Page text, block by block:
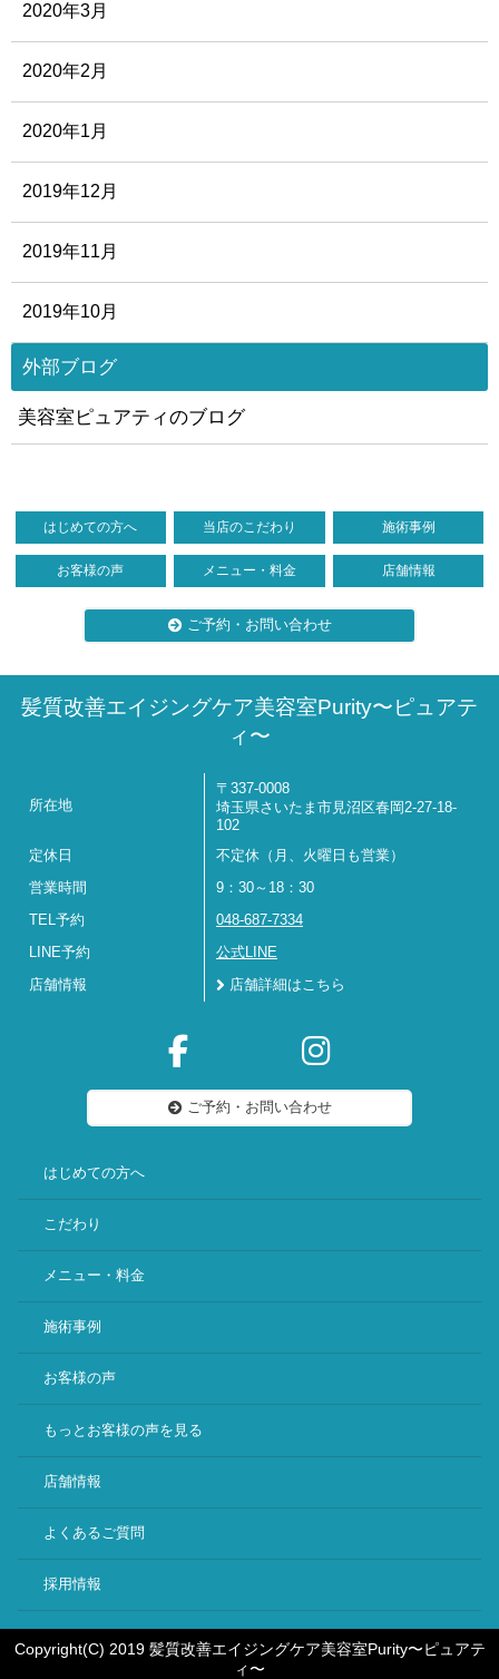
2020年3月
2020年2月
2020年1月
2019年12月
2019年11月
2019年10月
外部ブログ
美容室ピュアティのブログ
はじめての方へ 当店のこだわり 施術事例
お客様の声 メニュー・料金 店舗情報
ご予約・お問い合わせ
髪質改善エイジングケア美容室Purity〜ピュアテ
ィ〜
所在地
〒337-0008
埼玉県さいたま市見沼区春岡2-27-18-
102
定休日
不定休（月、火曜日も営業）
営業時間 9：30～18：30
TEL予約 048-687-7334
LINE予約 公式LINE
店舗情報 店舗詳細はこちら
ご予約・お問い合わせ
はじめての方へ
こだわり
メニュー・料金
施術事例
お客様の声
もっとお客様の声を見る
店舗情報
よくあるご質問
採用情報
Copyright(C) 2019 髪質改善エイジングケア美容室Purity〜ピュアテ
ィ〜